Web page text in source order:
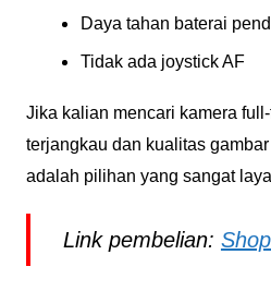
Daya tahan baterai
Tidak ada joystick AF
Jika kalian mencari kamera
terjangkau dan kualitas
adalah pilihan yang sangat
Link pembelian: